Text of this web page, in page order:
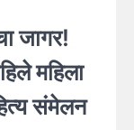
जागर!
महिला
संमेलन